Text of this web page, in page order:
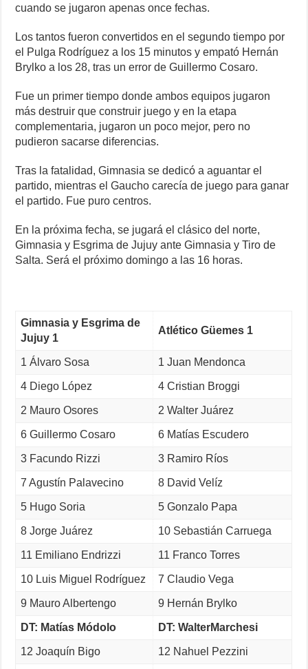
cuando se jugaron apenas once fechas.
Los tantos fueron convertidos en el segundo tiempo por
el Pulga Rodríguez a los 15 minutos y empató Hernán
Brylko a los 28, tras un error de Guillermo Cosaro.
Fue un primer tiempo donde ambos equipos jugaron
más destruir que construir juego y en la etapa
complementaria, jugaron un poco mejor, pero no
pudieron sacarse diferencias.
Tras la fatalidad, Gimnasia se dedicó a aguantar el
partido, mientras el Gaucho carecía de juego para ganar
el partido. Fue puro centros.
En la próxima fecha, se jugará el clásico del norte,
Gimnasia y Esgrima de Jujuy ante Gimnasia y Tiro de
Salta. Será el próximo domingo a las 16 horas.
Gimnasia y Esgrima de
Jujuy 1
Atlético Güemes 1
1 Álvaro Sosa 1 Juan Mendonca
4 Diego López 4 Cristian Broggi
2 Mauro Osores 2 Walter Juárez
6 Guillermo Cosaro 6 Matías Escudero
3 Facundo Rizzi 3 Ramiro Ríos
7 Agustín Palavecino 8 David Velíz
5 Hugo Soria 5 Gonzalo Papa
8 Jorge Juárez 10 Sebastián Carruega
11 Emiliano Endrizzi 11 Franco Torres
10 Luis Miguel Rodríguez 7 Claudio Vega
9 Mauro Albertengo 9 Hernán Brylko
DT: Matías Módolo DT: WalterMarchesi
12 Joaquín Bigo 12 Nahuel Pezzini